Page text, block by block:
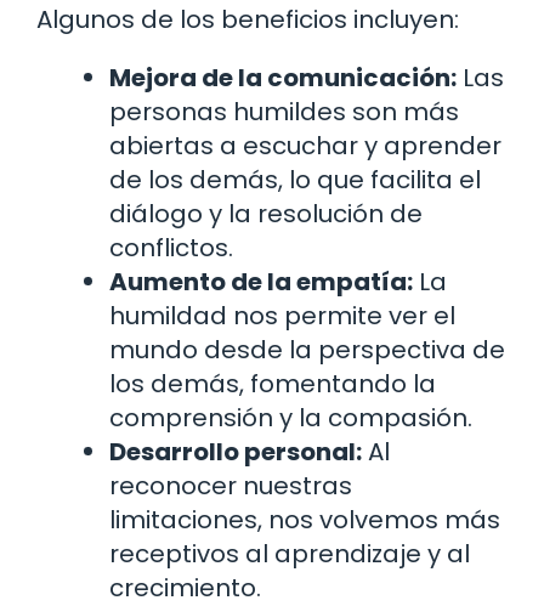
Algunos de los beneficios incluyen:
Mejora de la comunicación: Las
personas humildes son más
abiertas a escuchar y aprender
de los demás, lo que facilita el
diálogo y la resolución de
conflictos.
Aumento de la empatía: La
humildad nos permite ver el
mundo desde la perspectiva de
los demás, fomentando la
comprensión y la compasión.
Desarrollo personal:Al
reconocer nuestras
limitaciones, nos volvemos más
receptivos al aprendizaje y al
crecimiento.